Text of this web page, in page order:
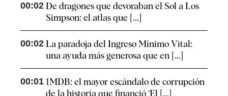
00:02 De dragones que devoraban el Sol a Los
Simpson: el atlas que [...]
00:02 La paradoja del Ingreso Mínimo Vital:
una ayuda más generosa que en [...]
00:01 1MDB: el mayor escándalo de corrupción
de la historia que financió ‘El [...]